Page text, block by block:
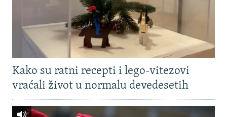
Kako su ratni recepti i lego-vitezovi
vraćali život u normalu devedesetih